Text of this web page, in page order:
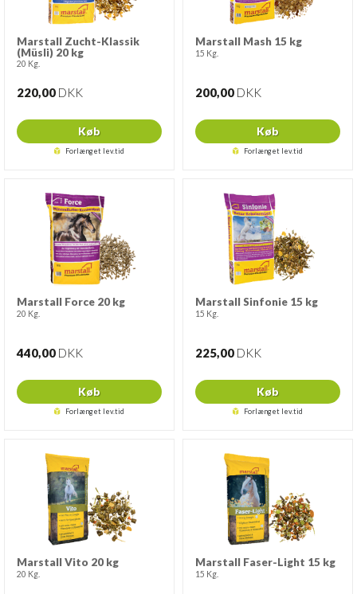
Marstall Zucht-Klassik
(Müsli) 20 kg
20 Kg.
220,00 DKK
Køb
Forlænget lev.tid
Marstall Mash 15 kg
15 Kg.
200,00 DKK
Køb
Forlænget lev.tid
Marstall Force 20 kg
20 Kg.
440,00 DKK
Køb
Forlænget lev.tid
Marstall Sinfonie 15 kg
15 Kg.
225,00 DKK
Køb
Forlænget lev.tid
Marstall Vito 20 kg
20 Kg.
Marstall Faser-Light 15 kg
15 Kg.